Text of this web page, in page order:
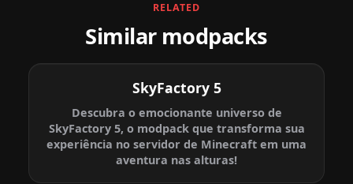
RELATED
Similar modpacks
SkyFactory 5
Descubra o emocionante universo de
SkyFactory 5, o modpack que transforma sua
experiência no servidor de Minecraft em uma
aventura nas alturas!